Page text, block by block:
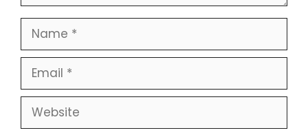
Name
Email
Website